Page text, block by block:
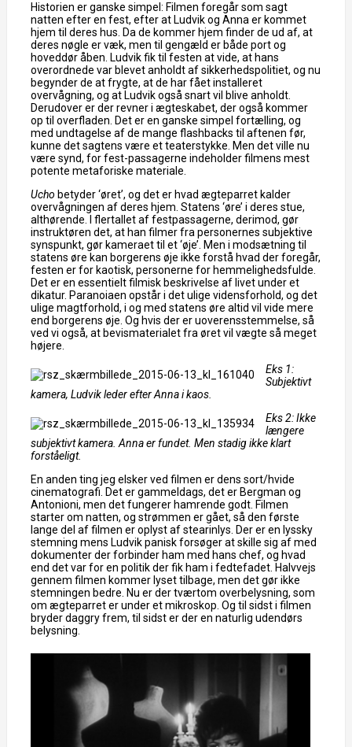
Historien er ganske simpel: Filmen foregår som sagt
natten efter en fest, efter at Ludvik og Anna er kommet
hjem til deres hus. Da de kommer hjem finder de ud af, at
deres nøgle er væk, men til gengæld er både port og
hoveddør åben. Ludvik fik til festen at vide, at hans
overordnede var blevet anholdt af sikkerhedspolitiet, og nu
begynder de at frygte, at de har fået installeret
overvågning, og at Ludvik også snart vil blive anholdt.
Derudover er der revner i ægteskabet, der også kommer
op til overfladen. Det er en ganske simpel fortælling, og
med undtagelse af de mange flashbacks til aftenen før,
kunne det sagtens være et teaterstykke. Men det ville nu
være synd, for fest-passagerne indeholder filmens mest
potente metaforiske materiale.
Ucho betyder ‘øret’, og det er hvad ægteparret kalder
overvågningen af deres hjem. Statens ‘øre’ i deres stue,
althørende. I flertallet af festpassagerne, derimod, gør
instruktøren det, at han filmer fra personernes subjektive
synspunkt, gør kameraet til et ‘øje’. Men i modsætning til
statens øre kan borgerens øje ikke forstå hvad der foregår,
festen er for kaotisk, personerne for hemmelighedsfulde.
Det er en essentielt filmisk beskrivelse af livet under et
dikatur. Paranoiaen opstår i det ulige vidensforhold, og det
ulige magtforhold, i og med statens øre altid vil vide mere
end borgerens øje. Og hvis der er uoverensstemmelse, så
ved vi også, at bevismaterialet fra øret vil vægte så meget
højere.
Eks 1:
Subjektivt
kamera, Ludvik leder efter Anna i kaos.
Eks 2: Ikke
længere
subjektivt kamera. Anna er fundet. Men stadig ikke klart
forståeligt.
En anden ting jeg elsker ved filmen er dens sort/hvide
cinematografi. Det er gammeldags, det er Bergman og
Antonioni, men det fungerer hamrende godt. Filmen
starter om natten, og strømmen er gået, så den første
lange del af filmen er oplyst af stearinlys. Der er en lyssky
stemning mens Ludvik panisk forsøger at skille sig af med
dokumenter der forbinder ham med hans chef, og hvad
end det var for en politik der fik ham i fedtefadet. Halvvejs
gennem filmen kommer lyset tilbage, men det gør ikke
stemningen bedre. Nu er der tværtom overbelysning, som
om ægteparret er under et mikroskop. Og til sidst i filmen
bryder daggry frem, til sidst er der en naturlig udendørs
belysning.